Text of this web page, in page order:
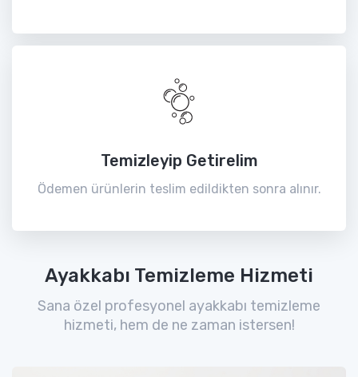
Temizleyip Getirelim
Ödemen ürünlerin teslim edildikten sonra alınır.
Ayakkabı Temizleme Hizmeti
Sana özel profesyonel ayakkabı temizleme
hizmeti, hem de ne zaman istersen!